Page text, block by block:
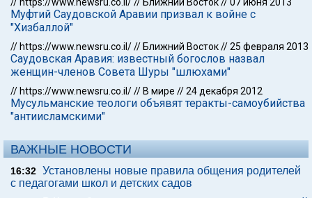
Муфтий Саудовской Аравии призвал к войне с
"Хизбаллой"
// https://www.newsru.co.il/// Ближний Восток//25 февраля 2013
Саудовская Аравия: известный богослов назвал
женщин-членов Совета Шуры "шлюхами"
// https://www.newsru.co.il/// В мире //24 декабря 2012
Мусульманские теологи объявят теракты-самоубийства
"антиисламскими"
ВАЖНЫЕ НОВОСТИ
16:32 Установлены новые правила общения родителей
с педагогами школ и детских садов